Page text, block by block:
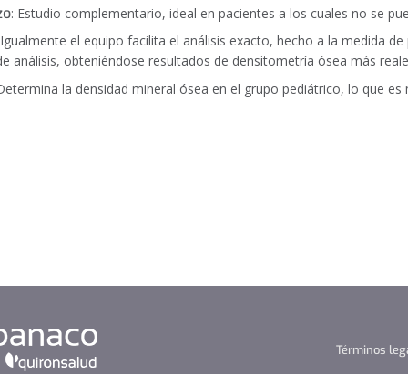
: Estudio complementario, ideal en pacientes a los cuales no se
el equipo facilita el análisis exacto, hecho a la medida
análisis, obteniéndose resultados de densitometría ósea más
la densidad mineral ósea en el grupo pediátrico, lo que
Términos